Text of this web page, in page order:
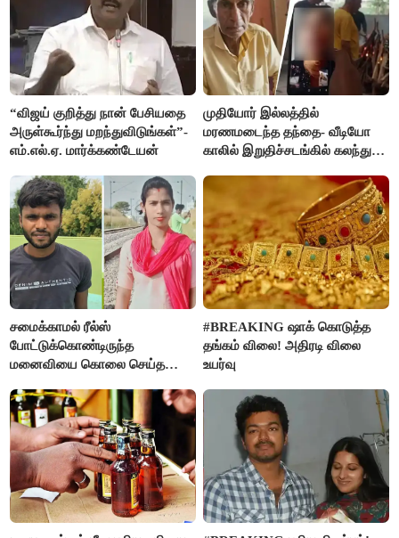
“விஜய் குறித்து நான் பேசியதை
அருள்கூர்ந்து மறந்துவிடுங்கள்”-
எம்.எல்.ஏ. மார்க்கண்டேயன்
முதியோர் இல்லத்தில்
மரணமடைந்த தந்தை- வீடியோ
காலில் இறுதிச்சடங்கில் கலந்து
சமைக்காமல் ரீல்ஸ்
போட்டுக்கொண்டிருந்த
மனைவியை கொலை செய்த
#BREAKING ஷாக் கொடுத்த
தங்கம் விலை! அதிரடி விலை
உயர்வு